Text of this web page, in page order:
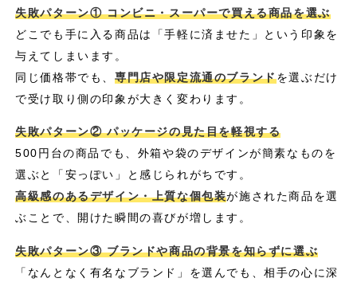
失敗パターン① コンビニ・スーパーで買える商品を選ぶ
どこでも手に入る商品は「手軽に済ませた」という印象を
与えてしまいます。
同じ価格帯でも、 専門店や限定流通のブランドを選ぶだけ
で受け取り側の印象が大きく変わります。
失敗パターン② パッケージの見た目を軽視する
500円台の商品でも、外箱や袋のデザインが簡素なものを
選ぶと「安っぽい」と感じられがちです。
高級感のあるデザイン・上質な個包装が施された商品を選
ぶことで、開けた瞬間の喜びが増します。
失敗パターン③ ブランドや商品の背景を知らずに選ぶ
「なんとなく有名なブランド」を選んでも、相手の心に深